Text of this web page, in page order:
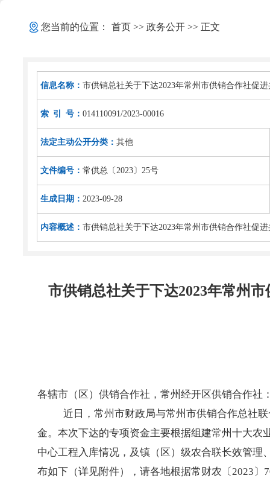
您当前的位置： 首页>> 政务公开>> 正文
信息名称： 市供销总社关于下达2023年常州市供销合作社促
索 引 号： 014110091/2023-00016
法定主动公开分类： 其他
文件编号： 常供总〔2023〕25号
生成日期： 2023-09-28
内容概述： 市供销总社关于下达2023年常州市供销合作社促
市供销总社关于下达2023年常州
各辖市（区）供销合作社，常州经开区供销合作社
近日，常州市财政局与常州市供销合作总社
金。本次下达的专项资金主要根据组建常州十大
中心工程入库情况，及镇（区）级农合联长效管
布如下（详见附件），请各地根据常财农〔2023